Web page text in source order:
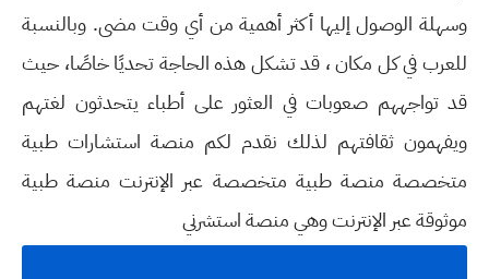
وسهلة الوصول إليها أكثر أهمية من أي وقت مضى. وبالنسبة
للعرب في كل مكان ، قد تشكل هذه الحاجة تحديًا خاصًا، حيث
قد تواجههم صعوبات في العثور على أطباء يتحدثون لغتهم
ويفهمون ثقافتهم لذلك نقدم لكم منصة استشارات طبية
متخصصة منصة طبية متخصصة عبر الإنترنت منصة طبية
موثوقة عبر الإنترنت وهي منصة استشرني